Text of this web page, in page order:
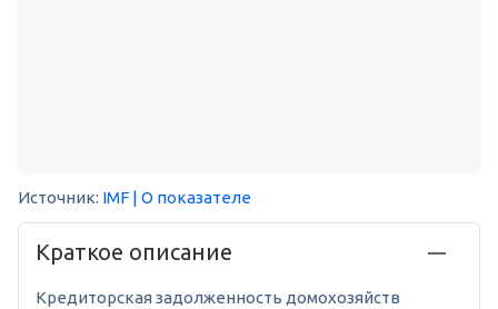
Источник: IMF | О показателе
Краткое описание
Кредиторская задолженность домохозяйств